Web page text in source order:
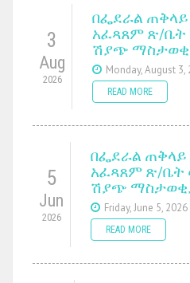
3
Aug
2026
በፌደራል
አፈጻጸም ጽ/ቤት
ሽያጭ
Monday, August 3,
READ MORE
5
Jun
2026
በፌደራል ጠቅላይ
አፈጻጸም ጽ/ቤት
ሽያጭ
Friday, June 5, 2026
READ MORE